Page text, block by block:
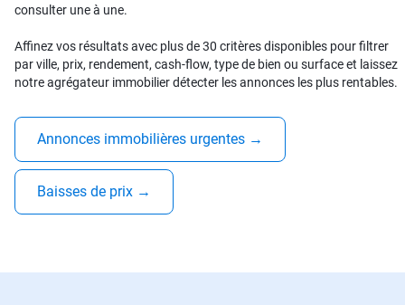
consulter une à une.
Affinez vos résultats avec plus de 30 critères disponibles pour filtrer
par ville, prix, rendement, cash-flow, type de bien ou surface et laissez
notre agrégateur immobilier détecter les annonces les plus rentables.
Annonces immobilières urgentes →
Baisses de prix →